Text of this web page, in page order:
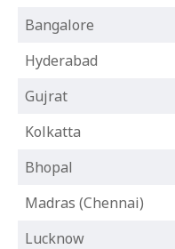
Bangalore
Hyderabad
Gujrat
Kolkatta
Bhopal
Madras (Chennai)
Lucknow